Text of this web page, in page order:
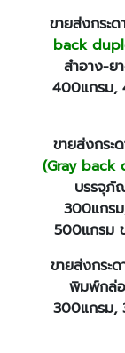
ขายส่งกระ
back
สำอาง-ย
400แกรม,
ขายส่งกระ
(Gray
บรรจุภั
300แกร
500แกรม
ขายส่งกระ
พิมพ์กล่
300แกรม,